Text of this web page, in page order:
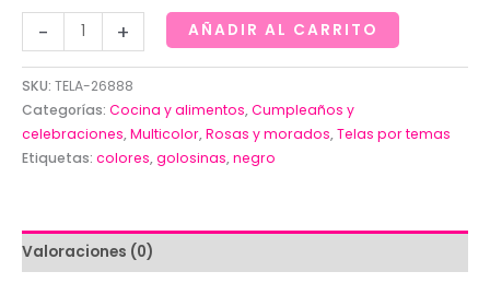
-
de
golosinas
de
colores
sobre
Quilting
treasures
+ AÑADIR AL CARRITO
SKU: TELA-26888
Categorías: Cocina y alimentos,Cumpleaños y
celebraciones,Multicolor,Rosas y morados,Telas por temas
Etiquetas: colores,golosinas,negro
Valoraciones (0)